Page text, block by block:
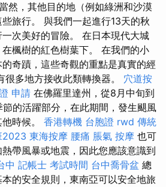
然，其他目的地（例如綠洲和沙漠
旅行。 與我們一起進行13天的秋
次美好的冒險。 在日本現代大城
楓樹的紅色樹葉下。 在我們的小
奇蹟，這些奇觀的重點是真實的經
多地方接收此類轉換器。 穴道按
申請 在佛羅里達州，從8月中旬到
的活躍部分，在此期間，發生颶風
時候。 香港轉機 台胞證 rwd 傳統
2023 東海按摩 腰痛 脹氣 按摩 也可
帶風暴或地震，因此您應該意識到
中 記帳士 考試時間 台中喬骨盆 總
的安全規則，東南亞可以安全地旅